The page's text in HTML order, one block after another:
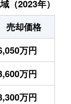
（2023年）
売却価格
万円
万円
万円